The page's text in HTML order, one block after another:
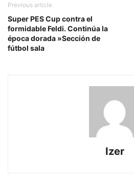
Previous article
Super PES Cup contra el
formidable Feldi. Continúa la
época dorada »Sección de
fútbol sala
Izer